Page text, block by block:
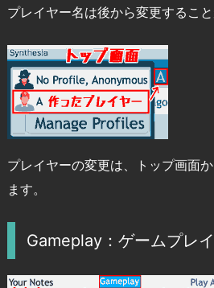
プレイヤー名は後から変更すること
プレイヤーの変更は、トップ画面
ます。
Gameplay：ゲームプレイ